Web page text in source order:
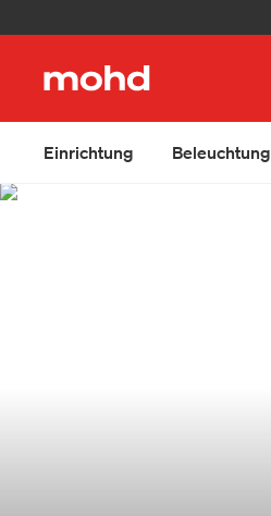
Einrichtung Beleuchtung